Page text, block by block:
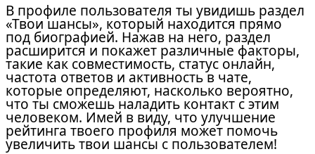
В профиле пользователя ты увидишь раздел
«Твои шансы», который находится прямо
под биографией. Нажав на него, раздел
расширится и покажет различные факторы,
такие как совместимость, статус онлайн,
частота ответов и активность в чате,
которые определяют, насколько вероятно,
что ты сможешь наладить контакт с этим
человеком. Имей в виду, что улучшение
рейтинга твоего профиля может помочь
увеличить твои шансы с пользователем!